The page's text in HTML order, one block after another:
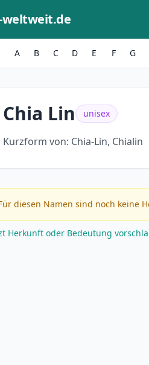
A B C D E F G
Chia Lin unisex
Kurzform von: Chia-Lin, Chialin
diesen Namen sind noch keine
Herkunft oder Bedeutung